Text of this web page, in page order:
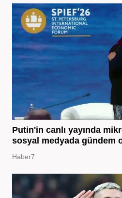
Putin'in canlı yayında
sosyal medyada gündem
Haber7